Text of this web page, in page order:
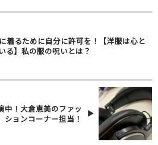
着るために自分に許可を！【洋服は心と
る】私の服の呪いとは？
中！大倉恵美のファッ
ションコーナー担当！